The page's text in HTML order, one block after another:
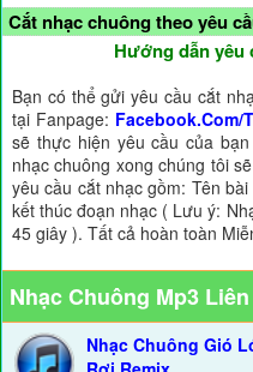
Cắt nhạc chuông theo yêu
Hướng dẫn yêu
Bạn có thể gửi yêu cầu cắt
tại Fanpage: Facebook.Com/
sẽ thực hiện yêu cầu của
nhạc chuông xong chúng tôi
yêu cầu cắt nhạc gồm: Tên
kết thúc đoạn nhạc ( Lưu ý:
45 giây ). Tất cả hoàn toàn
Nhạc Chuông Mp3
Nhạc Chuông Gió